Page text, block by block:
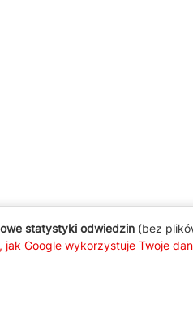
statystyki odwiedzin (bez
jak Google wykorzystuje Twoje